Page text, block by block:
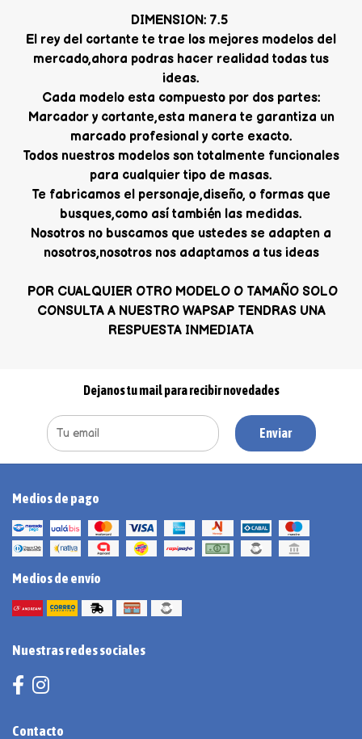
DIMENSION: 7.5
El rey del cortante te trae los mejores modelos del
mercado,ahora podras hacer realidad todas tus
ideas.
Cada modelo esta compuesto por dos partes:
Marcador y cortante,esta manera te garantiza un
marcado profesional y corte exacto.
Todos nuestros modelos son totalmente funcionales
para cualquier tipo de masas.
Te fabricamos el personaje,diseño, o formas que
busques,como así también las medidas.
Nosotros no buscamos que ustedes se adapten a
nosotros,nosotros nos adaptamos a tus ideas
POR CUALQUIER OTRO MODELO O TAMAÑO SOLO
CONSULTA A NUESTRO WAPSAP TENDRAS UNA
RESPUESTA INMEDIATA
Dejanos tu mail para recibir novedades
Enviar
Medios de pago
Medios de envío
Nuestras redes sociales
Contacto